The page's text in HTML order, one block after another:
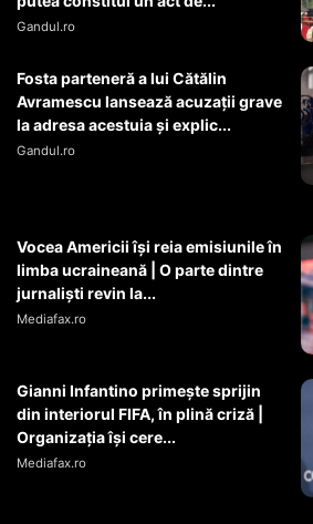
Gandul.ro
Fosta parteneră a lui Cătălin
Avramescu lansează acuzații grave
la adresa acestuia și explic...
Gandul.ro
Vocea Americii își reia emisiunile în
limba ucraineană | O parte dintre
jurnaliști revin la...
Mediafax.ro
Gianni Infantino primește sprijin
din interiorul FIFA, în plină criză |
Organizația își cere...
Mediafax.ro